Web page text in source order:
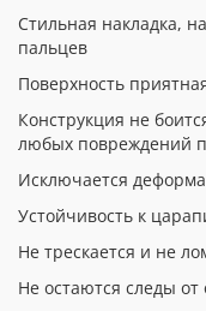
Стильная накладка,
пальцев
Поверхность
Конструкция не
любых повреждений
Исключается
Устойчивость к
Не трескается и не
Не остаются следы